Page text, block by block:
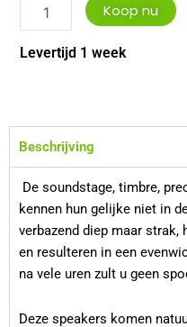
Koop nu
Levertijd 1 week
Beschrijving
De soundstage, timbre,
kennen hun gelijke niet in
verbazend diep maar
en resulteren in een
na vele uren zult u geen
Deze speakers komen